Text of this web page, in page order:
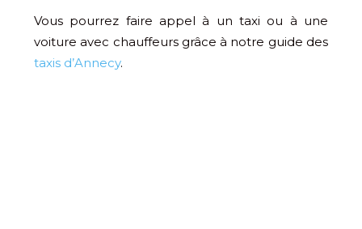
Vous pourrez faire appel à un taxi ou à une
voiture avec chauffeurs grâce à notre guide des
taxis d’Annecy.